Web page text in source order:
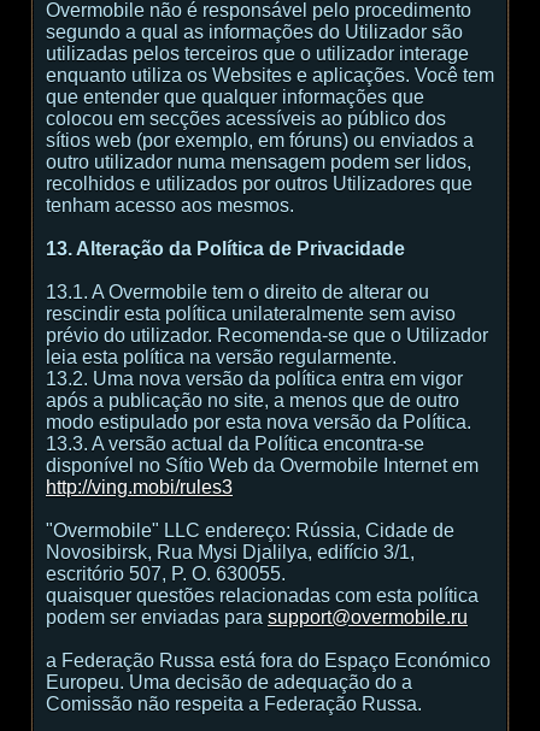
Overmobile não é responsável pelo procedimento
segundo a qual as informações do Utilizador são
utilizadas pelos terceiros que o utilizador interage
enquanto utiliza os Websites e aplicações. Você tem
que entender que qualquer informações que
colocou em secções acessíveis ao público dos
sítios web (por exemplo, em fóruns) ou enviados a
outro utilizador numa mensagem podem ser lidos,
recolhidos e utilizados por outros Utilizadores que
tenham acesso aos mesmos.
13. Alteração da Política de Privacidade
13.1. A Overmobile tem o direito de alterar ou
rescindir esta política unilateralmente sem aviso
prévio do utilizador. Recomenda-se que o Utilizador
leia esta política na versão regularmente.
13.2. Uma nova versão da política entra em vigor
após a publicação no site, a menos que de outro
modo estipulado por esta nova versão da Política.
13.3. A versão actual da Política encontra-se
disponível no Sítio Web da Overmobile Internet em
http://ving.mobi/rules3
"Overmobile" LLC endereço: Rússia, Cidade de
Novosibirsk, Rua Mysi Djalilya, edifício 3/1,
escritório 507, P. O. 630055.
quaisquer questões relacionadas com esta política
podem ser enviadas para support@overmobile.ru
a Federação Russa está fora do Espaço Económico
Europeu. Uma decisão de adequação do a
Comissão não respeita a Federação Russa.